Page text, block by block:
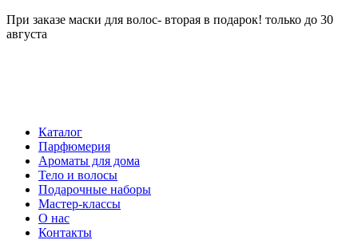
При заказе маски для волос- вторая в подарок! только до 30
августа
Каталог
Парфюмерия
Ароматы для дома
Тело и волосы
Подарочные наборы
Мастер-классы
О нас
Контакты